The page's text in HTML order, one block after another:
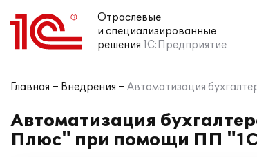
Отраслевые
и специализированные
решения 1С:Предприятие
Главная Внедрения Автоматизация
Автоматизация
Плюс" при помощи ПП